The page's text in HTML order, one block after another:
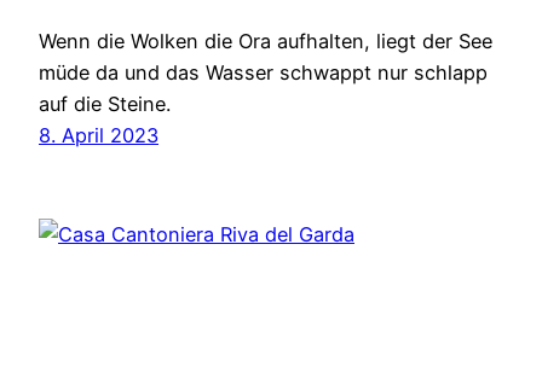
Wenn die Wolken die Ora aufhalten, liegt der See
müde da und das Wasser schwappt nur schlapp
auf die Steine.
8. April 2023